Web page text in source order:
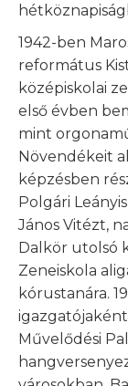
1942-ben
református
középiskolai
első évben
mint
Növendékeit
képzésben
Polgári
János Vitézt,
Dalkör utolsó
Zeneiskola
kórustanára.
Művelődési